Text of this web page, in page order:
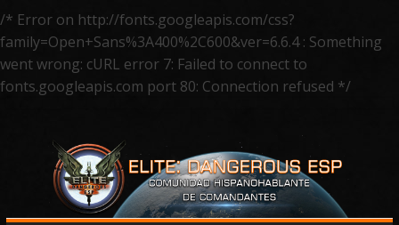
/* Error on http://fonts.googleapis.com/css?
family=Open+Sans%3A400%2C600&ver=6.6.4 : Something
went wrong: cURL error 7: Failed to connect to
fonts.googleapis.com port 80: Connection refused */